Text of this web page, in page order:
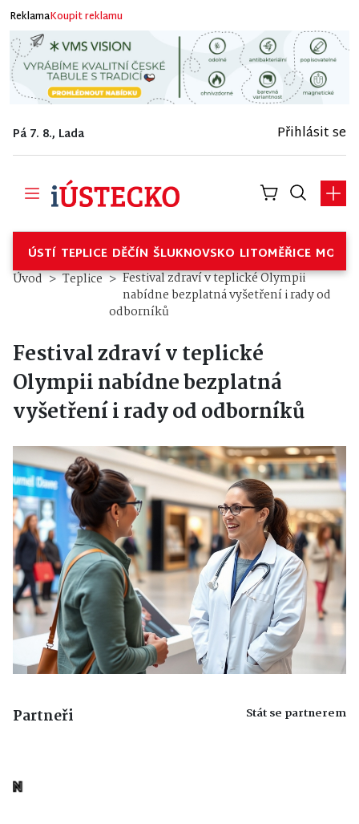
ReklamaKoupit reklamu
Pá 7. 8., Lada Přihlásit se
ÚSTÍ TEPLICE DĚČÍN ŠLUKNOVSKO LITOMĚŘICE
Úvod Teplice
Festival zdraví v teplické Olympii
nabídne bezplatná vyšetření i rady od
odborníků
Festival zdraví v teplické
Olympii nabídne bezplatná
vyšetření i rady od odborníků
Partneři Stát se partnerem